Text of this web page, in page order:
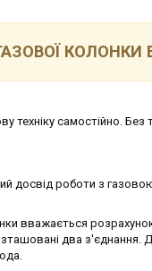
КОЛОНКИ
самостійно. Без
досвід роботи з
вважається розрахунок
два